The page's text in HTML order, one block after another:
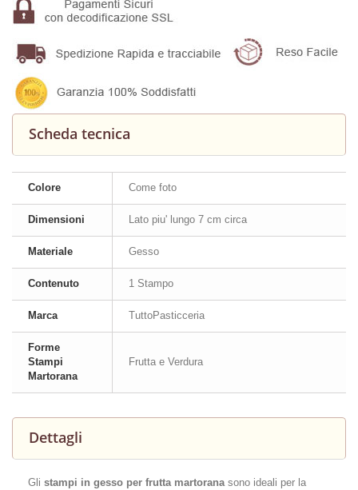
Scheda tecnica
Colore Come foto
Dimensioni Lato piu' lungo 7 cm circa
Materiale Gesso
Contenuto 1 Stampo
Marca TuttoPasticceria
Forme
Stampi
Martorana
Frutta e Verdura
Dettagli
Gli stampi in gesso per frutta martoranasono ideali per la